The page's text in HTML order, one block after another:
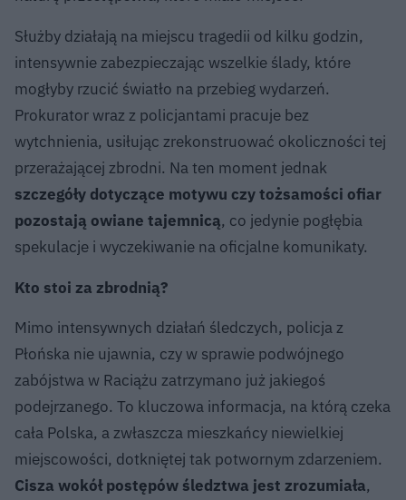
Służby działają na miejscu tragedii od kilku godzin,
intensywnie zabezpieczając wszelkie ślady, które
mogłyby rzucić światło na przebieg wydarzeń.
Prokurator wraz z policjantami pracuje bez
wytchnienia, usiłując zrekonstruować okoliczności tej
przerażającej zbrodni. Na ten moment jednak
szczegóły dotyczące motywu czy tożsamości ofiar
pozostają owiane tajemnicą, co jedynie pogłębia
spekulacje i wyczekiwanie na oficjalne komunikaty.
Kto stoi za zbrodnią?
Mimo intensywnych działań śledczych, policja z
Płońska nie ujawnia, czy w sprawie podwójnego
zabójstwa w Raciążu zatrzymano już jakiegoś
podejrzanego. To kluczowa informacja, na którą czeka
cała Polska, a zwłaszcza mieszkańcy niewielkiej
miejscowości, dotkniętej tak potwornym zdarzeniem.
Cisza wokół postępów śledztwa jest zrozumiała,